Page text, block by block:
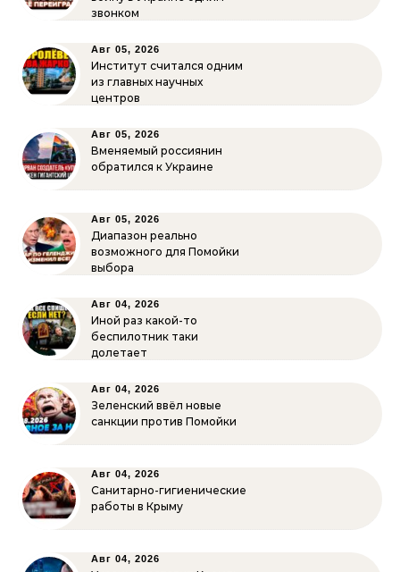
звонком
Авг 05, 2026
Институт считался одним
из главных научных
центров
Авг 05, 2026
Вменяемый россиянин
обратился к Украине
Авг 05, 2026
Диапазон реально
возможного для Помойки
выбора
Авг 04, 2026
Иной раз какой-то
беспилотник таки
долетает
Авг 04, 2026
Зеленский ввёл новые
санкции против Помойки
Авг 04, 2026
Санитарно-гигиенические
работы в Крыму
Авг 04, 2026